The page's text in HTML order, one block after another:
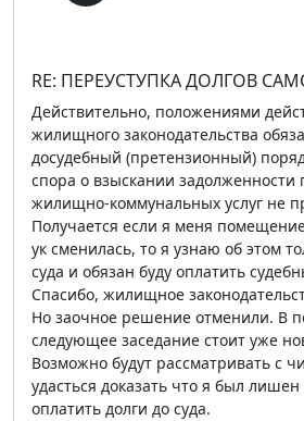
RE: ПЕРЕУСТУПКА ДОЛГОВ
Действительно, положениями
жилищного законодательства
досудебный (претензионный)
спора о взыскании задолженности
жилищно-коммунальных услуг не
Получается если я меня
ук сменилась, то я узнаю об этом
суда и обязан буду оплатить
Спасибо, жилищное
Но заочное решение отменили. В
следующее заседание стоит уже
Возможно будут рассматривать с
удасться доказать что я был
оплатить долги до суда.